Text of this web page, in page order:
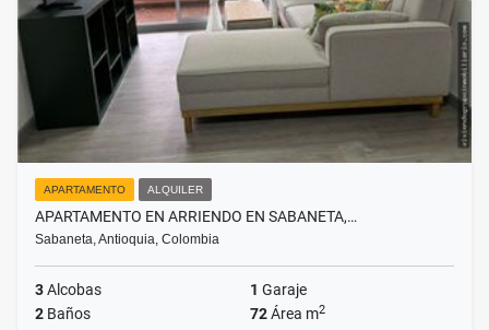
APARTAMENTO ALQUILER
APARTAMENTO EN ARRIENDO EN SABANETA,…
Sabaneta, Antioquia, Colombia
3Alcobas 1 Garaje
2 Baños 72Área m2